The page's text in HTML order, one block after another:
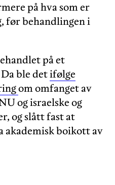
på hva som er
før behandlingen i
på et
ble detifølge
om omfanget av
og israelske og
og slått fast at
boikott av